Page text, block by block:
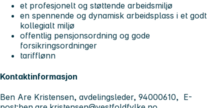
et profesjonelt og støttende arbeidsmiljø
en spennende og dynamisk arbeidsplass i et godt
kollegialt miljø
offentlig pensjonsordning og gode
forsikringsordninger
tarifflønn
Kontaktinformasjon
Ben Are Kristensen, avdelingsleder, 94000610, E-